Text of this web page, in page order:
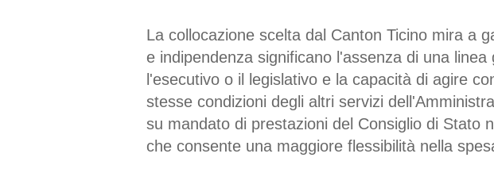
La collocazione scelta dal Canton Ticino mira a
e indipendenza significano l'assenza di una
l'esecutivo o il legislativo e la capacità di agire
stesse condizioni degli altri servizi
su mandato di prestazioni del Consiglio di Stato
che consente una maggiore flessibilità nella